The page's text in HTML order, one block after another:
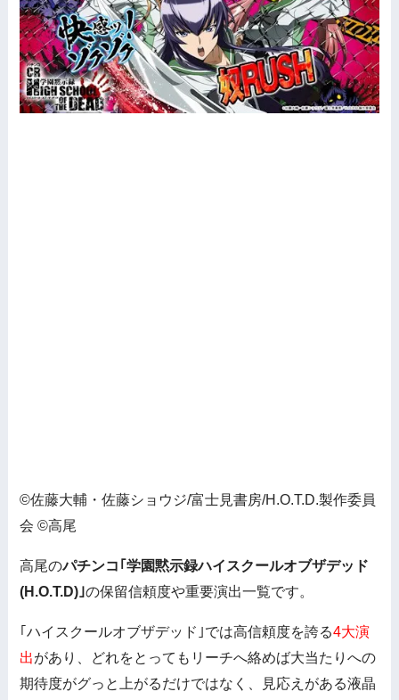
©佐藤大輔・佐藤ショウジ/富士見書房/H.O.T.D.製作委員
会 ©高尾
高尾のパチンコ｢学園黙示録ハイスクールオブザデッド
(H.O.T.D)｣の保留信頼度や重要演出一覧です。
｢ハイスクールオブザデッド｣では高信頼度を誇る4大演
出があり、どれをとってもリーチへ絡めば大当たりへの
期待度がグっと上がるだけではなく、見応えがある液晶